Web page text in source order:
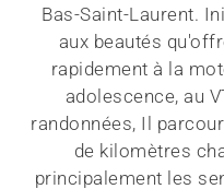
Bas-Saint-Laurent.
aux beautés
rapidement à la
adolescence, au
randonnées, Il
de kilomètres
principalement les